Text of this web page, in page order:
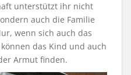
unterstützt ihr nicht
auch die Familie
wenn sich auch das
das Kind und auch
Armut finden.